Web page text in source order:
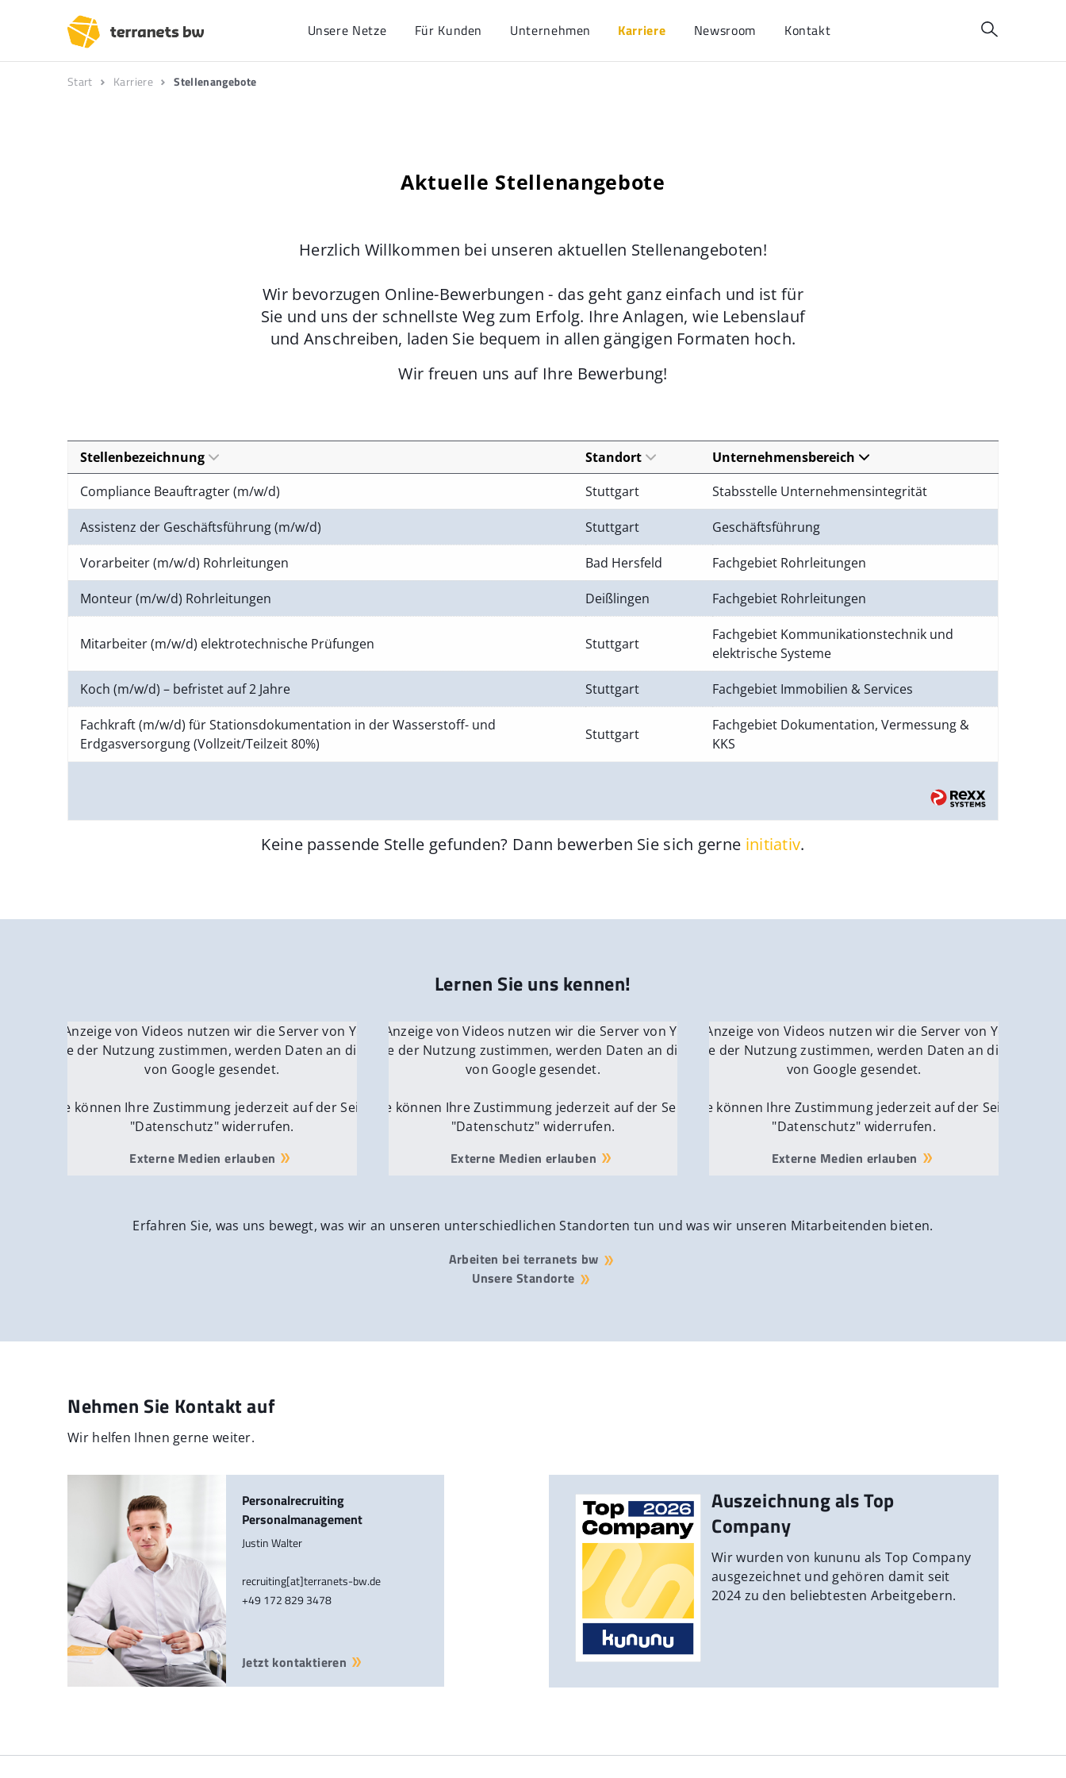
Unsere Netze Für Kunden Unternehmen Karriere Newsroom Kontakt
Start Karriere Stellenangebote
Aktuelle Stellenangebote
Herzlich Willkommen bei unseren aktuellen Stellenangeboten!
Wir bevorzugen Online-Bewerbungen - das geht ganz einfach und ist für
Sie und uns der schnellste Weg zum Erfolg. Ihre Anlagen, wie Lebenslauf
und Anschreiben, laden Sie bequem in allen gängigen Formaten hoch.
Wir freuen uns auf Ihre Bewerbung!
Stellenbezeichnung Standort
Unternehmensbereich
Compliance Beauftragter (m/w/d)
Stuttgart Stabsstelle Unternehmensintegrität
Assistenz der Geschäftsführung (m/w/d) Stuttgart Geschäftsführung
Vorarbeiter (m/w/d) Rohrleitungen Bad Hersfeld Fachgebiet Rohrleitungen
Monteur (m/w/d) Rohrleitungen Deißlingen Fachgebiet Rohrleitungen
Mitarbeiter (m/w/d) elektrotechnische Prüfungen Stuttgart
Fachgebiet Kommunikationstechnik und
elektrische Systeme
Koch (m/w/d) – befristet auf 2 Jahre Stuttgart Fachgebiet Immobilien & Services
Fachkraft (m/w/d) für Stationsdokumentation in der Wasserstoff- und
Erdgasversorgung (Vollzeit/Teilzeit 80%)
Stuttgart
Fachgebiet Dokumentation, Vermessung &
KKS
Keine passende Stelle gefunden? Dann bewerben Sie sich gerne initiativ.
Lernen Sie uns kennen!
Für die Anzeige von Videos nutzen wir die Server von YouTube.
Wenn Sie der Nutzung zustimmen, werden Daten an die Server
von Google gesendet.
Sie können Ihre Zustimmung jederzeit auf der Seite
"Datenschutz" widerrufen.
Externe Medien erlauben
Für die Anzeige von Videos nutzen wir die Server von YouTube.
Wenn Sie der Nutzung zustimmen, werden Daten an die Server
von Google gesendet.
Sie können Ihre Zustimmung jederzeit auf der Seite
"Datenschutz" widerrufen.
Externe Medien erlauben
Für die Anzeige von Videos nutzen wir die Server von YouTube.
Wenn Sie der Nutzung zustimmen, werden Daten an die Server
von Google gesendet.
Sie können Ihre Zustimmung jederzeit auf der Seite
"Datenschutz" widerrufen.
Externe Medien erlauben
Erfahren Sie, was uns bewegt, was wir an unseren unterschiedlichen Standorten tun und was wir unseren Mitarbeitenden bieten.
Arbeiten bei terranets bw
Unsere Standorte
Nehmen Sie Kontakt auf
Wir helfen Ihnen gerne weiter.
Personalrecruiting
Personalmanagement
Justin Walter
recruiting[at]terranets-bw.de
+49 172 829 3478
Jetzt kontaktieren
Auszeichnung als Top
Company
Wir wurden von kununu als Top Company
ausgezeichnet und gehören damit seit
2024 zu den beliebtesten Arbeitgebern.